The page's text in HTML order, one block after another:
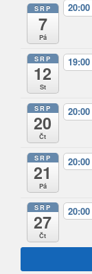
SRP
7
Pá
20:00
SRP
12
St
19:00
SRP
20
Čt
20:00
SRP
21
Pá
20:00
SRP
27
Čt
20:00